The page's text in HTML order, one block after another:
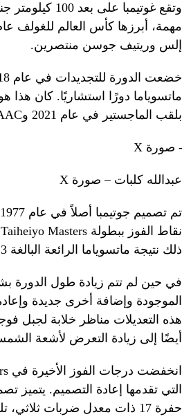
وتقع
إلس وريتيف جوسن منتصرين.
ماتسوياما دورًا استشاريًا. كان هذا
بلقب الماجستير في عام 2021 وAAC مرتين.
عبدالله كلبات – صورة X
ذلك نتيجة ماتسوياما الرائعة البالغة 23 نقطة خلال فوزه الثاني قبل ثماني سنوات.
في حين لم تتم زيادة طول الدورة
الموجودة وإضافة أخرى جديدة
هذه التعديلات مناظر خلابة
أيضًا إلى زيادة التعرض لأشعة
التي تقدمها إعادة التصميم. يتميز